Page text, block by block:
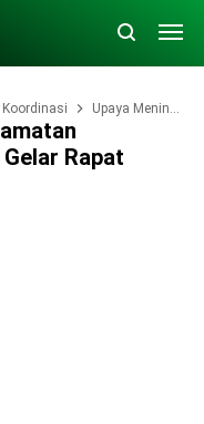
Koordinasi Upaya Meningkatkan Keselamatan Transportasi, Kota Madiun Gelar Rapat Rekayasa Lalu Lintas
Rapat